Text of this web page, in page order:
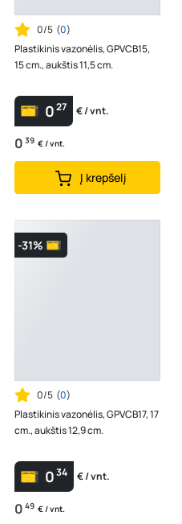
0/5 (0)
Plastikinis vazonėlis, GPVCB15,
15 cm., aukštis 11,5 cm.
027 € / vnt.
0 39 € / vnt.
Į krepšelį
-31%
0/5 (0)
Plastikinis vazonėlis, GPVCB17, 17
cm., aukštis 12,9 cm.
034 € / vnt.
0 49 € / vnt.